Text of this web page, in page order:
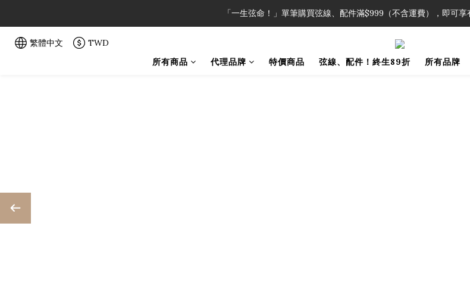
「一生弦命！」單筆購買弦線、配件滿$999（不含運費），即可
「一生弦命！」單筆購買弦線、配件滿$999（不含運費），即可
加入會員即領2000元購物金。 加入購物車查看
「一生弦命！」單筆購買弦線、配件滿$999（不含運費），即可
繁體中文 TWD
所有商品
代理品牌 特價商品 弦線、配件！終生89折 所有品牌